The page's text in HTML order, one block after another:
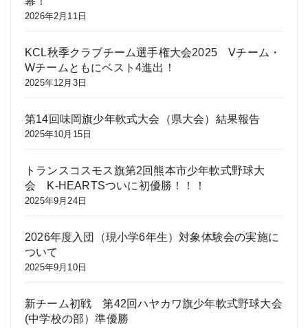
2026年2月11日
KCL秋季クラブチーム選手権大会2025 Vチーム・
Wチームともにベスト4進出！
2025年12月3日
第14回味岡旗少年軟式大会（県大会）結果報告
2025年10月15日
トランスコスモス旗第2回熊本市少年軟式野球大
会 K-HEARTSついに初優勝！！！
2025年9月24日
2026年度入団（現小学6年生）対象体験会の実施に
ついて
2025年9月10日
新チーム初戦 第42回ハヤカワ旗少年軟式野球大会
(中学校の部）準優勝